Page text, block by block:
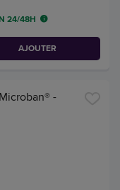
24/48H
AJOUTER
-